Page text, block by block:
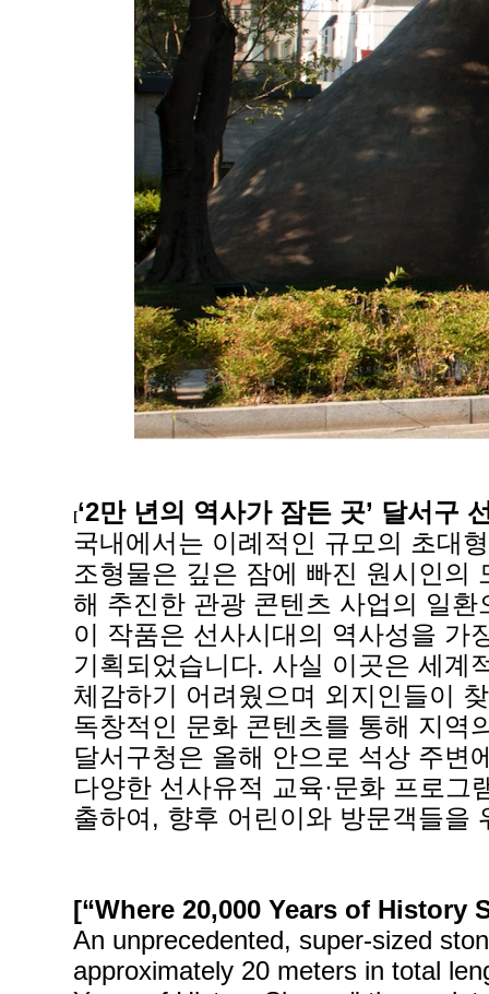
[‘2만 년의 역사가 잠든 곳’ 달서구
국내에서는 이례적인 규모의 초대
조형물은 깊은 잠에 빠진 원시인의
해 추진한 관광 콘텐츠 사업의 일환
이 작품은 선사시대의 역사성을 가
기획되었습니다. 사실 이곳은 세계
체감하기 어려웠으며 외지인들이
독창적인 문화 콘텐츠를 통해 지역
달서구청은 올해 안으로 석상 주변
다양한 선사유적 교육·문화 프로
출하여, 향후 어린이와 방문객들을
[“Where 20,000 Years of
An unprecedented, super-sized
approximately 20 meters in total